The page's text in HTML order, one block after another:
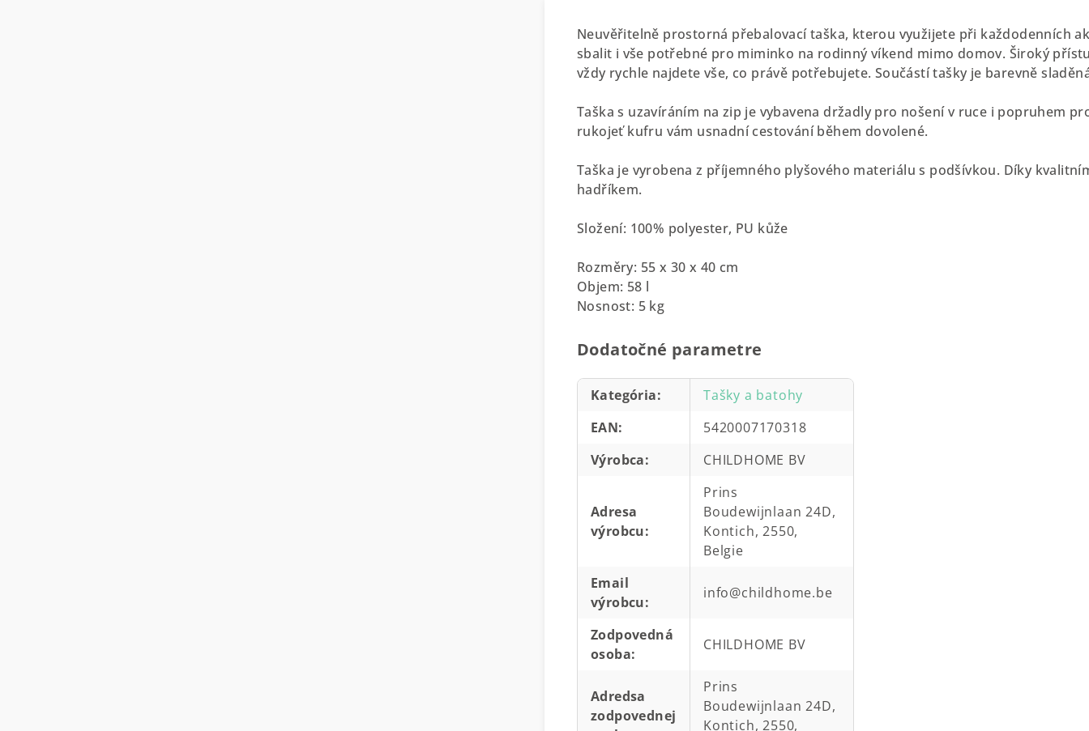
Neuvěřitelně prostorná přebalovací taška, kterou využijete při každodenních
sbalit i vše potřebné pro miminko na rodinný víkend mimo domov. Široký
vždy rychle najdete vše, co právě potřebujete. Součástí tašky je barevně
Taška s uzavíráním na zip je vybavena držadly pro nošení v ruce i popruhem
rukojeť kufru vám usnadní cestování během dovolené.
Taška je vyrobena z příjemného plyšového materiálu s podšívkou. Díky
hadříkem.
Složení: 100% polyester, PU kůže
Rozměry: 55 x 30 x 40 cm
Objem: 58 l
Nosnost: 5 kg
Dodatočné parametre
Kategória:
Tašky a batohy
EAN:
5420007170318
Výrobca: CHILDHOME BV
Adresa
výrobcu:
Prins
Boudewijnlaan 24D,
Kontich, 2550,
Belgie
Email
výrobcu:
info@childhome.be
Zodpovedná
osoba:
CHILDHOME BV
Adredsa
zodpovednej
Prins
Boudewijnlaan 24D,
Kontich, 2550,